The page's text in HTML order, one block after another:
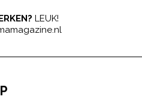
LEUK!